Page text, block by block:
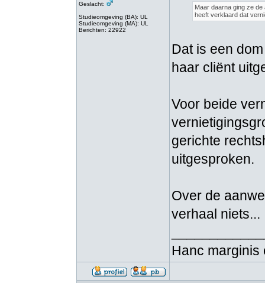
Geslacht:
Studieomgeving (BA): UL
Studieomgeving (MA): UL
Berichten: 22922
Maar daarna ging ze
heeft verklaard dat
Dat is een
haar cliënt
Voor beide
gerichte
uitgesproken.
Over de
verhaal niets...
Hanc marginis